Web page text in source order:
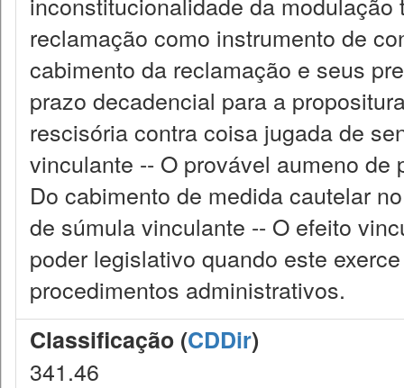
reclamação como instrumento de
cabimento da reclamação e seus
prazo decadencial para a
rescisória contra coisa jugada de
vinculante -- O provável aumeno de
Do cabimento de medida cautelar
de súmula vinculante -- O efeito
poder legislativo quando este
procedimentos administrativos.
Classificação (CDDir)
341.46